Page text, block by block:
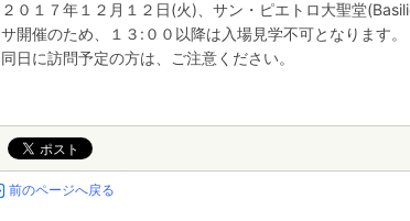
２０１７年１２月１２日(火)、サン・ピエトロ大聖堂
サ開催のため、１３:００以降は入場見学不可となります。
同日に訪問予定の方は、ご注意ください。
前のページへ戻る